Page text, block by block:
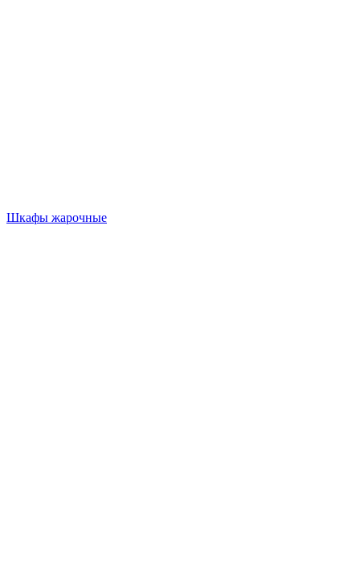
Шкафы жарочные